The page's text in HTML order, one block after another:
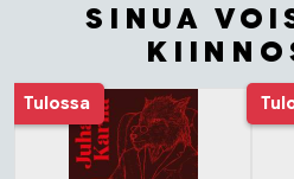
SINUA
Tuoteluettelon alku
Tulossa